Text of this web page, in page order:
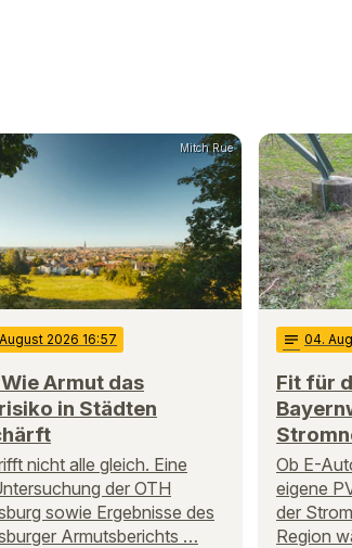
Mitch Rue
2026 16:57
Armut das
in Städten
nicht alle gleich. Eine
der OTH
sowie Ergebnisse des
Armutsberichts …
notes 04.
Fit für
Ob E-
eigene
der
Region